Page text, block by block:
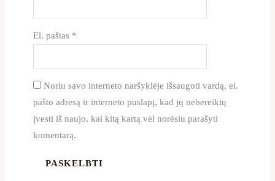
El. paštas *
Noriu savo interneto naršyklėje išsaugoti vardą, el.
pašto adresą ir interneto puslapį, kad jų nebereiktų
įvesti iš naujo, kai kitą kartą vėl norėsiu parašyti
komentarą.